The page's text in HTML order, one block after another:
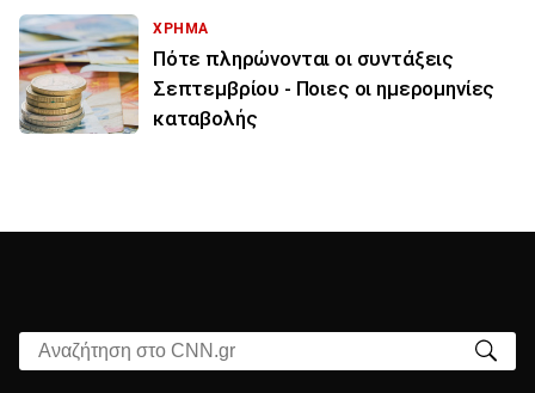
ΧΡΗΜΑ
Πότε πληρώνονται οι συντάξεις
Σεπτεμβρίου - Ποιες οι ημερομηνίες
καταβολής
Αναζήτηση στο CNN.gr